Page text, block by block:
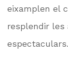
eixamplen el
resplendir les
espectaculars.